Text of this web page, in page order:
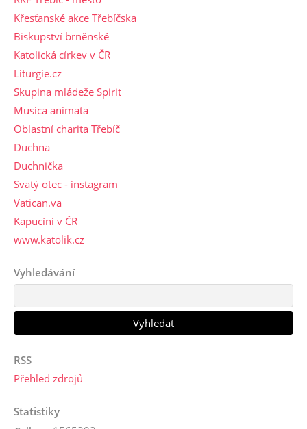
Křesťanské akce Třebíčska
Biskupství brněnské
Katolická církev v ČR
Liturgie.cz
Skupina mládeže Spirit
Musica animata
Oblastní charita Třebíč
Duchna
Duchnička
Svatý otec - instagram
Vatican.va
Kapucíni v ČR
www.katolik.cz
Vyhledávání
RSS
Přehled zdrojů
Statistiky